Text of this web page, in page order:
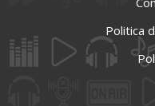
Politica